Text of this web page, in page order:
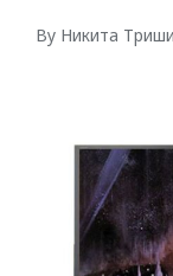
Posted
By Никита